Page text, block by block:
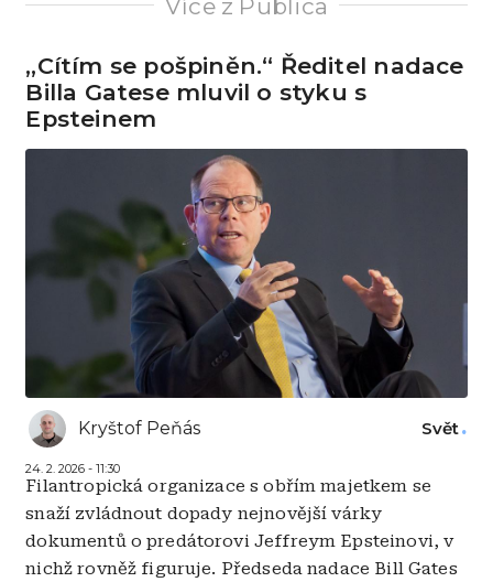
Více z Publica
„Cítím se pošpiněn.“ Ředitel nadace
Billa Gatese mluvil o styku s
Epsteinem
Kryštof Peňás
24. 2. 2026 - 11:30
Svět
Filantropická organizace s obřím majetkem se
snaží zvládnout dopady nejnovější várky
dokumentů o predátorovi Jeffreym Epsteinovi, v
nichž rovněž figuruje. Předseda nadace Bill Gates